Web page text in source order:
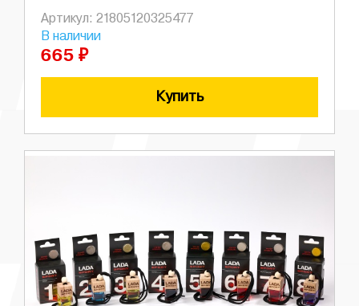
Артикул: 21805120325477
В наличии
665 ₽
Купить